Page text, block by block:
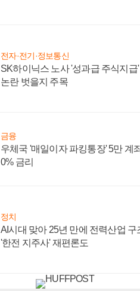
전자·전기·정보통신
SK하이닉스 노사 '성과급 주식지
논란 벗을지 주목
금융
우체국 '매일이자 파킹통장' 5만 계
0% 금리
정치
AI시대 맞아 25년 만에 전력산업
'한전 지주사' 재편론도